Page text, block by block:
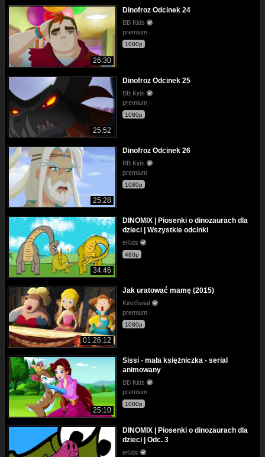
26:30
Dinofroz Odcinek 24
BB Kids
premium
1080p
25:52
Dinofroz Odcinek 25
BB Kids
premium
1080p
25:28
Dinofroz Odcinek 26
BB Kids
premium
1080p
34:46
DINOMIX | Piosenki o dinozaurach dla
dzieci | Wszystkie odcinki
eKids
480p
01:26:12
Jak uratować mamę (2015)
KinoSwiat
premium
1080p
25:10
Sissi - mała księżniczka - serial
animowany
BB Kids
premium
1080p
DINOMIX | Piosenki o dinozaurach dla
dzieci | Odc. 3
eKids